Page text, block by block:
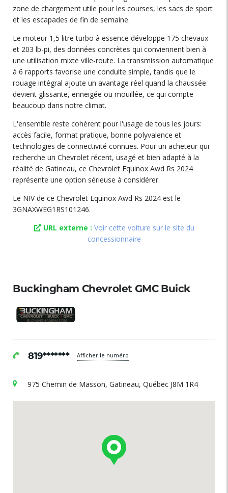
zone de chargement utile pour les courses, les sacs de sport
et les escapades de fin de semaine.
Le moteur 1,5 litre turbo à essence développe 175 chevaux
et 203 lb-pi, des données concrètes qui conviennent bien à
une utilisation mixte ville-route. La transmission automatique
à 6 rapports favorise une conduite simple, tandis que le
rouage intégral ajoute un avantage réel quand la chaussée
devient glissante, enneigée ou mouillée, ce qui compte
beaucoup dans notre climat.
L'ensemble reste cohérent pour l'usage de tous les jours:
accès facile, format pratique, bonne polyvalence et
technologies de connectivité connues. Pour un acheteur qui
recherche un Chevrolet récent, usagé et bien adapté à la
réalité de Gatineau, ce Chevrolet Equinox Awd Rs 2024
représente une option sérieuse à considérer.
Le NIV de ce Chevrolet Equinox Awd Rs 2024 est le
3GNAXWEG1RS101246.
URL externe : Voir cette voiture sur le site du
concessionnaire
Buckingham Chevrolet GMC Buick
819******* Afficher le numéro
975 Chemin de Masson, Gatineau, Québec J8M 1R4